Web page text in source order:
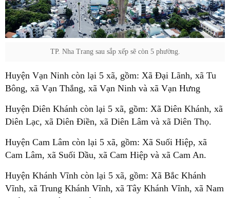
TP. Nha Trang sau sắp xếp sẽ còn 5 phường.
Huyện Vạn Ninh còn lại 5 xã, gồm: Xã Đại Lãnh, xã Tu
Bông, xã Vạn Thắng, xã Vạn Ninh và xã Vạn Hưng
Huyện Diên Khánh còn lại 5 xã, gồm: Xã Diên Khánh, xã
Diên Lạc, xã Diên Điền, xã Diên Lâm và xã Diên Thọ.
Huyện Cam Lâm còn lại 5 xã, gồm: Xã Suối Hiệp, xã
Cam Lâm, xã Suối Dầu, xã Cam Hiệp và xã Cam An.
Huyện Khánh Vĩnh còn lại 5 xã, gồm: Xã Bắc Khánh
Vĩnh, xã Trung Khánh Vĩnh, xã Tây Khánh Vĩnh, xã Nam